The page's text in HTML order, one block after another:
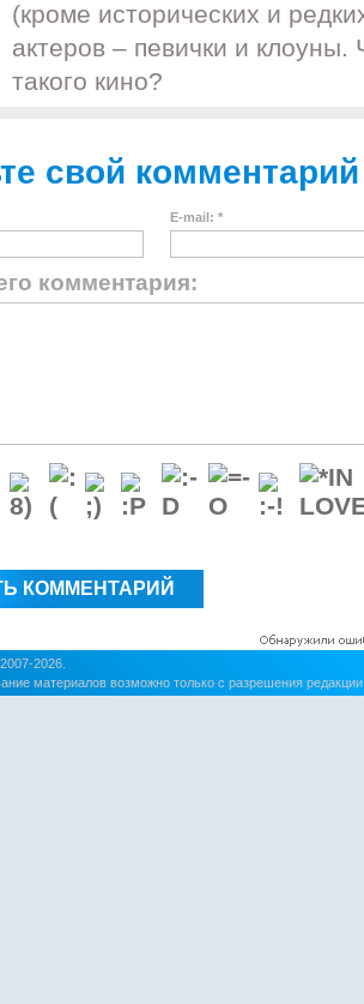
(кроме исторических и
актеров – певички и
такого кино?
свой комментарий
E-mail: *
комментария:
2026.
материалов возможно только с разрешения